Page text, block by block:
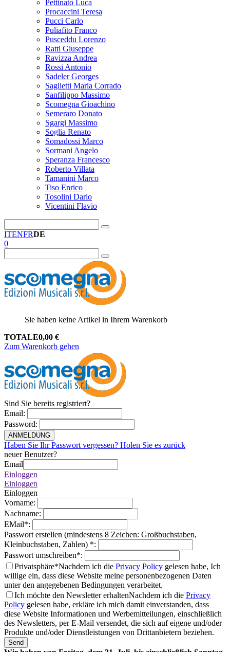
Pettinato Luca
Procaccini Teresa
Pucci Carlo
Puliafito Franco
Pusceddu Lorenzo
Ratti Giuseppe
Ravizza Andrea
Rossi Antonio
Sadeler Georges
Saglietti Maria Corrado
Sanfilippo Massimo
Scomegna Gioachino
Semeraro Donato
Sgargi Massimo
Soglia Renato
Somadossi Marco
Sormani Angelo
Speranza Francesco
Roberto Villata
Tamanini Marco
Tiso Enrico
Tosolini Dario
Vicentini Flavio
ITENFRDE
0
Sie haben keine Artikel in Ihrem Warenkorb
TOTALE0,00 €
Zum Warenkorb gehen
Sind Sie bereits registriert?
Email:
Password:
ANMELDUNG
Haben Sie Ihr Passwort vergessen? Holen Sie es zurück
neuer Benutzer?
Email
Einloggen
Einloggen
Einloggen
Vorname:
Nachname:
EMail*:
Passwort erstellen (mindestens 8 Zeichen: Großbuchstaben,
Kleinbuchstaben, Zahlen) *:
Passwort umschreiben*:
Privatsphäre*Nachdem ich die Privacy Policy gelesen habe, Ich
willige ein, dass diese Website meine personenbezogenen Daten
unter den angegebenen Bedingungen verarbeitet.
Ich möchte den Newsletter erhaltenNachdem ich die Privacy
Policy gelesen habe, erkläre ich mich damit einverstanden, dass
diese Website Informationen und Werbemitteilungen, einschließlich
des Newsletters, per E-Mail versendet, die sich auf eigene und/oder
Produkte und/oder Dienstleistungen von Drittanbietern beziehen.
Send